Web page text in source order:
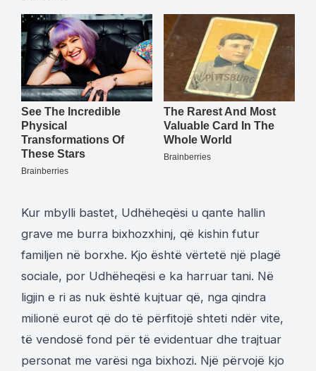
Kur mbylli bastet, Udhëheqësi u qante hallin
grave me burra bixhozxhinj, që kishin futur
familjen në borxhe. Kjo është vërtetë një plagë
sociale, por Udhëheqësi e ka harruar tani. Në
ligjin e ri as nuk është kujtuar që, nga qindra
milionë eurot që do të përfitojë shteti ndër vite,
të vendosë fond për të evidentuar dhe trajtuar
personat me varësi nga bixhozi. Një përvojë kjo